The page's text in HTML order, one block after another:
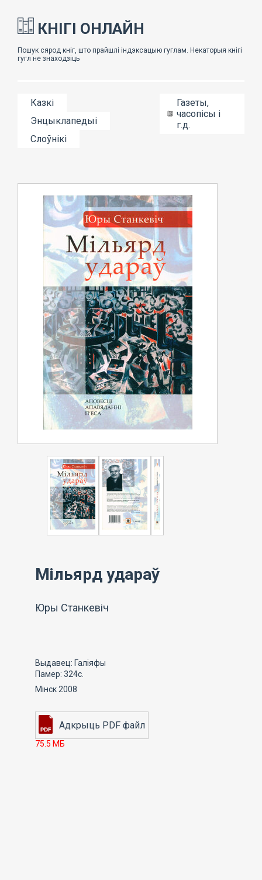
КНІГІ ОНЛАЙН
Казкі
Энцыклапедыі
Слоўнікі
Газеты,
часопісы і
г.д.
Мільярд удараў
Юры Станкевіч
Выдавец: Галіяфы
Памер: 324с.
Мінск 2008
75.5 МБ